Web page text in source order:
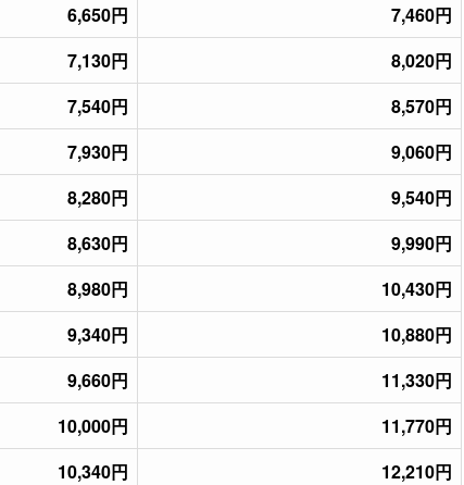
6,650円
7,460円
7,130円
8,020円
7,540円
8,570円
7,930円
9,060円
8,280円
9,540円
8,630円
9,990円
8,980円
10,430円
9,340円
10,880円
9,660円
11,330円
10,000円
11,770円
10,340円
12,210円